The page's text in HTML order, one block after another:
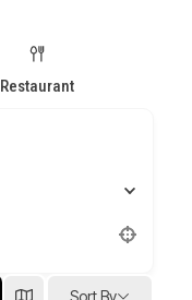
Restaurant
Sort By